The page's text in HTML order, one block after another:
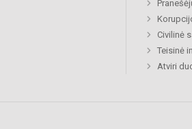
Civilinė
Teisinė
Atviri